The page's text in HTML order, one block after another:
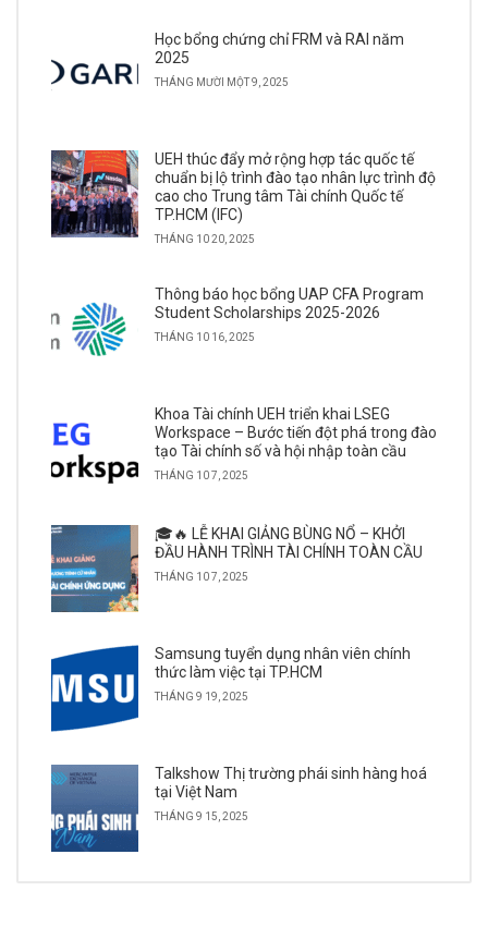
Học bổng chứng chỉ FRM và RAI năm
2025
THÁNG MƯỜI MỘT 9, 2025
UEH thúc đẩy mở rộng hợp tác quốc tế
chuẩn bị lộ trình đào tạo nhân lực trình độ
cao cho Trung tâm Tài chính Quốc tế
TP.HCM (IFC)
THÁNG 10 20, 2025
Thông báo học bổng UAP CFA Program
Student Scholarships 2025-2026
THÁNG 10 16, 2025
Khoa Tài chính UEH triển khai LSEG
Workspace – Bước tiến đột phá trong đào
tạo Tài chính số và hội nhập toàn cầu
THÁNG 10 7, 2025
🎓🔥 LỄ KHAI GIẢNG BÙNG NỔ – KHỞI
ĐẦU HÀNH TRÌNH TÀI CHÍNH TOÀN CẦU
THÁNG 10 7, 2025
Samsung tuyển dụng nhân viên chính
thức làm việc tại TP.HCM
THÁNG 9 19, 2025
Talkshow Thị trường phái sinh hàng hoá
tại Việt Nam
THÁNG 9 15, 2025